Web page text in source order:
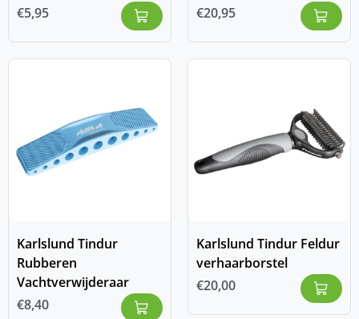
€5,95
€20,95
Karlslund Tindur
Rubberen
Vachtverwijderaar
€8,40
Karlslund Tindur Feldur
verhaarborstel
€20,00